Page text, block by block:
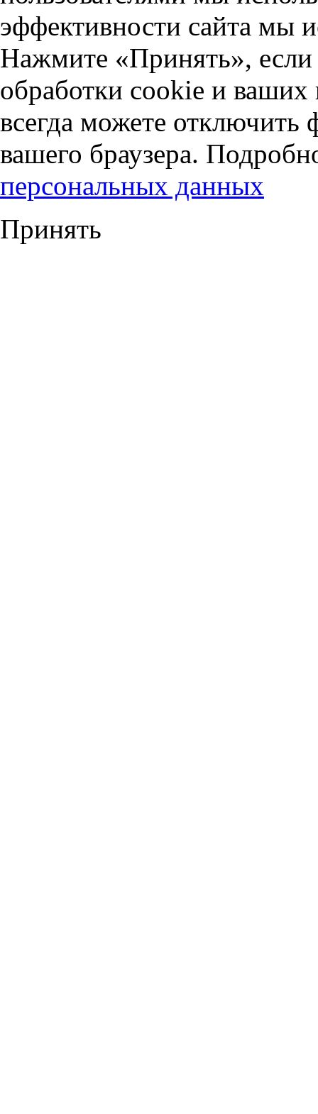
эффективности сайта мы
Нажмите «Принять», если
обработки cookie и
всегда можете отключить
вашего браузера.
персональных данных
Принять